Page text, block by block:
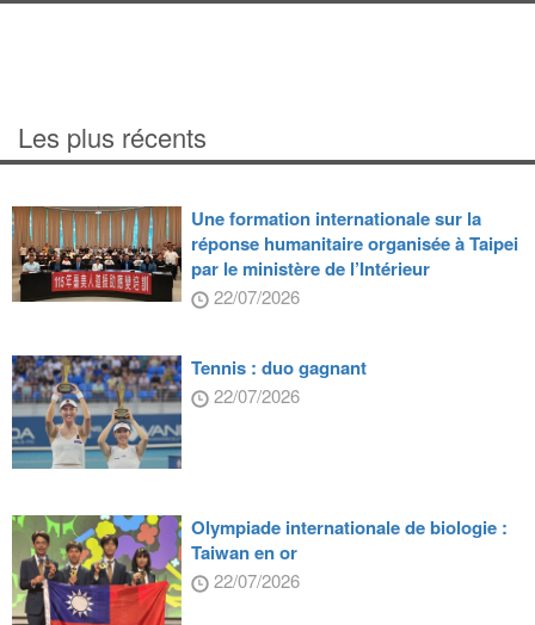
Les plus récents
Une formation internationale sur la
réponse humanitaire organisée à Taipei
par le ministère de l’Intérieur
22/07/2026
Tennis : duo gagnant
22/07/2026
Olympiade internationale de biologie :
Taiwan en or
22/07/2026